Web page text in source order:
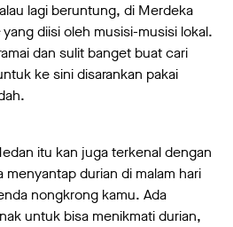
lagi beruntung, di Merdeka
yang diisi oleh musisi-musisi lokal.
dan sulit banget buat cari
ke sini disarankan pakai
itu kan juga terkenal dengan
menyantap durian di malam hari
nongkrong kamu. Ada
untuk bisa menikmati durian,